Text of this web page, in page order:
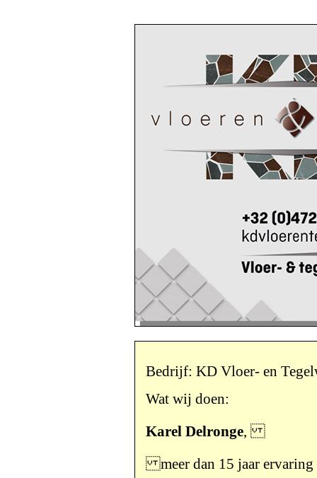
Bedrijf: KD Vloer- en
Wat wij doen:
Karel Delronge,
meer dan 15 jaar